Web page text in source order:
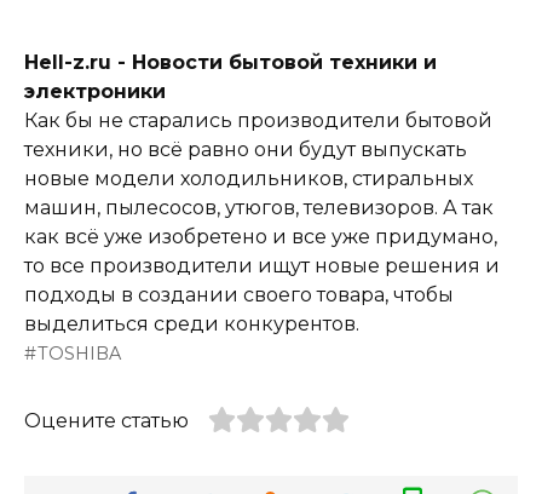
Hell-z.ru - Новости бытовой техники и
электроники
Как бы не старались производители бытовой
техники, но всё равно они будут выпускать
новые модели холодильников, стиральных
машин, пылесосов, утюгов, телевизоров. А так
как всё уже изобретено и все уже придумано,
то все производители ищут новые решения и
подходы в создании своего товара, чтобы
выделиться среди конкурентов.
TOSHIBA
Оцените статью